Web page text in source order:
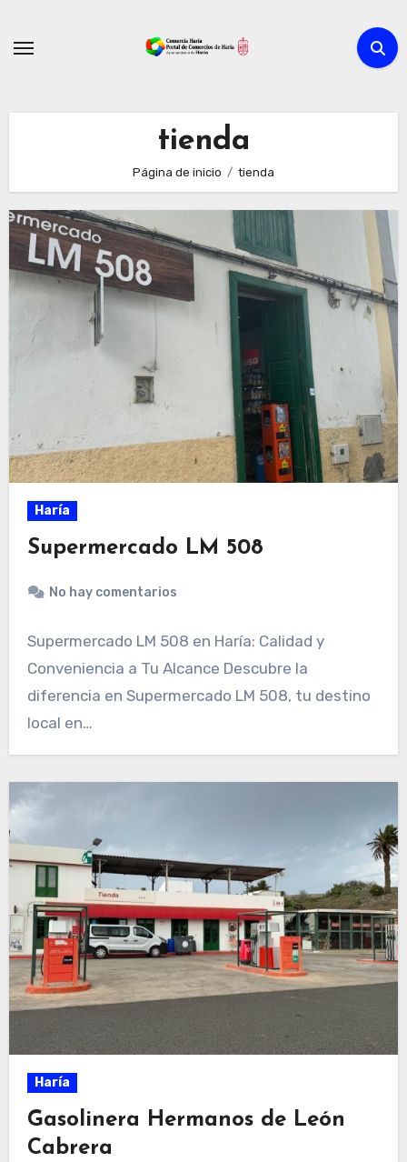
tienda
Página de inicio tienda
Haría
Supermercado LM 508
No hay comentarios
Supermercado LM 508 en Haría: Calidad y
Conveniencia a Tu Alcance Descubre la
diferencia en Supermercado LM 508, tu destino
local en…
Haría
Gasolinera Hermanos de León
Cabrera